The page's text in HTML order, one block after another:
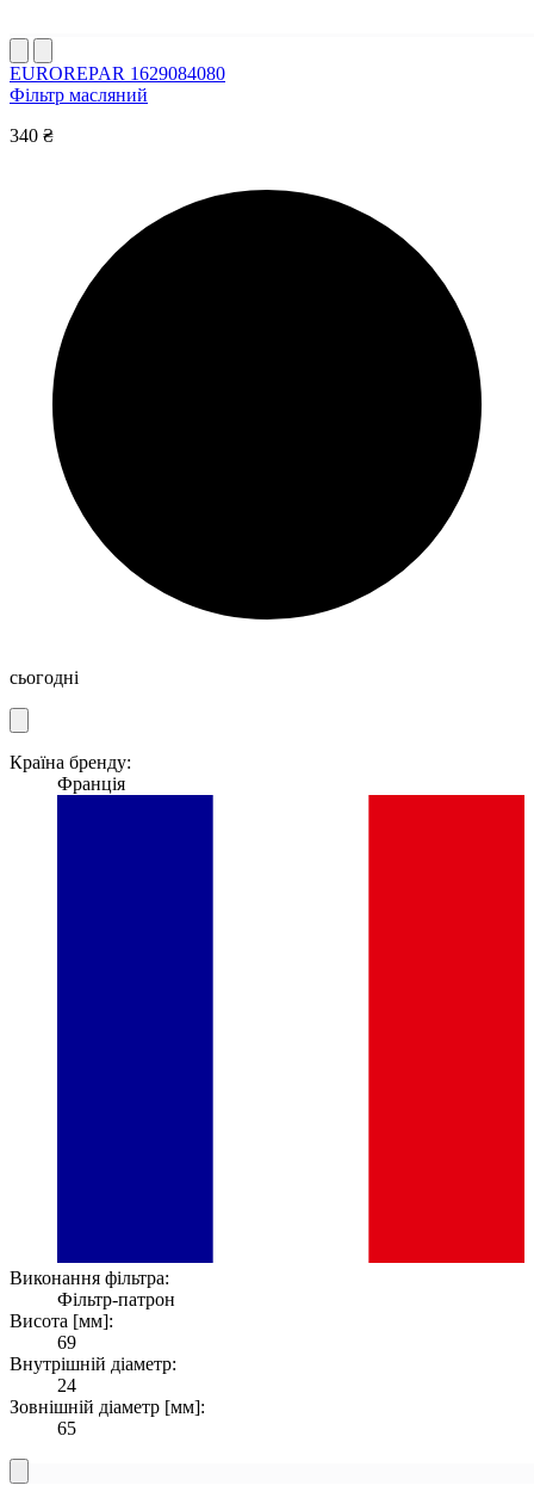
EUROREPAR 1629084080
Фільтр масляний
340 ₴
сьогодні
Країна бренду:
Франція
Виконання фільтра:
Фільтр-патрон
Висота [мм]:
69
Внутрішній діаметр:
24
Зовнішній діаметр [мм]:
65